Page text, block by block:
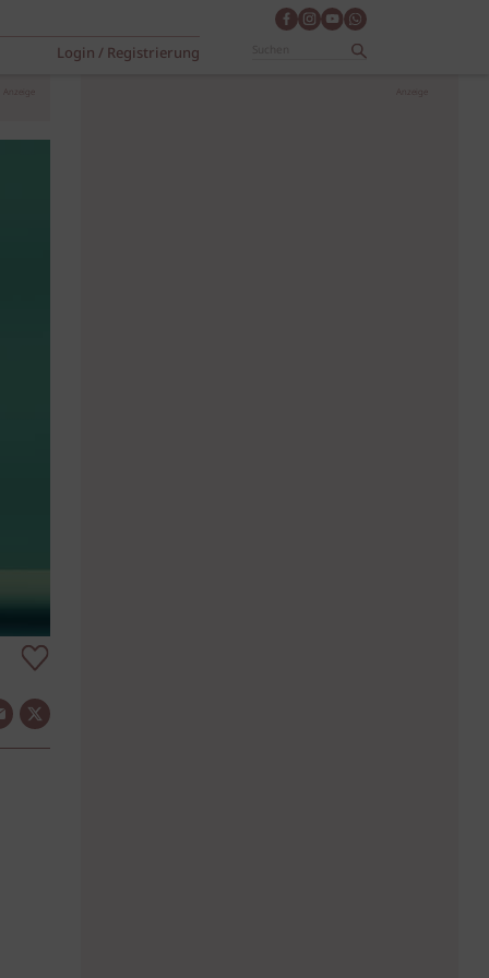
Login / Registrierung
Anzeige Anzeige